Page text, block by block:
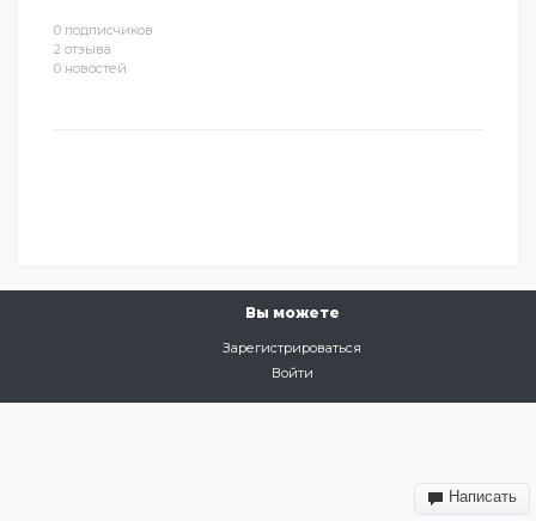
0 подписчиков
2 отзыва
0 новостей
Вы можете
Зарегистрироваться
Войти
Написать